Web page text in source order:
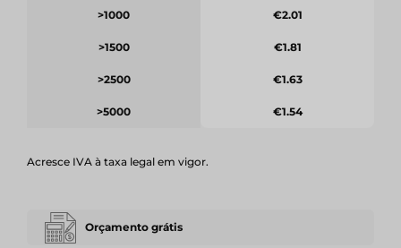
>1000
>1500
>2500
>5000
€2.01
€1.81
€1.63
€1.54
Acresce IVA à taxa legal em vigor.
Orçamento grátis